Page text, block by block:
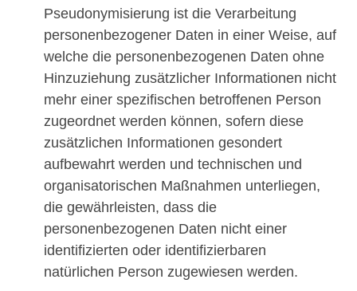
Pseudonymisierung ist die Verarbeitung
personenbezogener Daten in einer Weise, auf
welche die personenbezogenen Daten ohne
Hinzuziehung zusätzlicher Informationen nicht
mehr einer spezifischen betroffenen Person
zugeordnet werden können, sofern diese
zusätzlichen Informationen gesondert
aufbewahrt werden und technischen und
organisatorischen Maßnahmen unterliegen,
die gewährleisten, dass die
personenbezogenen Daten nicht einer
identifizierten oder identifizierbaren
natürlichen Person zugewiesen werden.